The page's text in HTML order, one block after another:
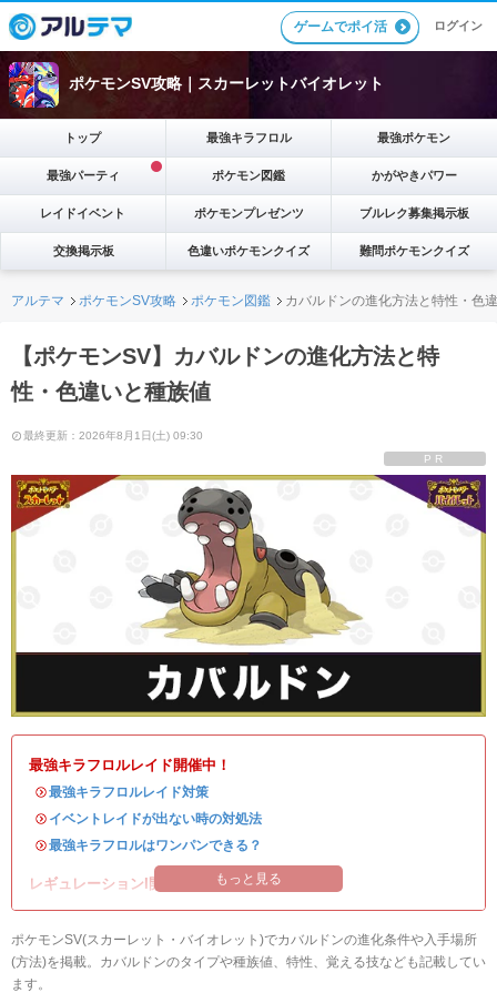
ゲームでポイ活 ログイン
ポケモンSV攻略｜スカーレットバイオレット
トップ 最強キラフロル 最強ポケモン
最強パーティ ポケモン図鑑 かがやきパワー
レイドイベント ポケモンプレゼンツ ブルレク募集掲示板
交換掲示板 色違いポケモンクイズ 難問ポケモンクイズ
アルテマ ポケモンSV攻略 ポケモン図鑑 カバルドンの進化方法と特性・色
【ポケモンSV】カバルドンの進化方法と特
性・色違いと種族値
最終更新：2026年8月1日(土) 09:30
PR
最強キラフロルレイド開催中！
・最強キラフロルレイド対策
・ イベントレイドが出ない時の対処法
・最強キラフロルはワンパンできる？
レギュレーションI開催中！ もっと見る
ポケモンSV(スカーレット・バイオレット)でカバルドンの進化条件や入手場所
(方法)を掲載。カバルドンのタイプや種族値、特性、覚える技なども記載してい
ます。